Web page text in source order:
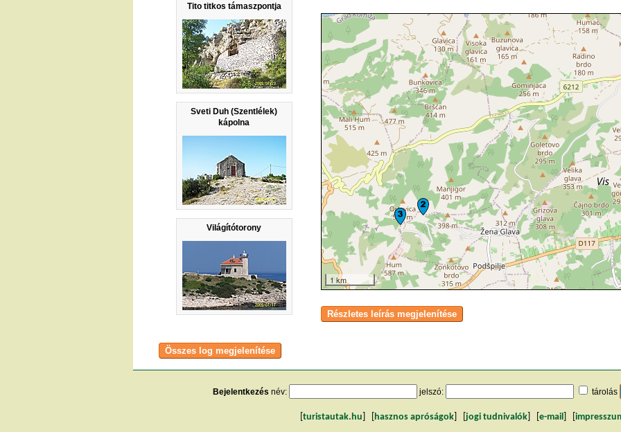
Tito titkos támaszpontja
Sveti Duh (Szentlélek)
kápolna
Világítótorony
1 km
Bejelentkezés név: jelszó: tárolás
turistautak.hu hasznos apróságok jogi tudnivalók e-mail